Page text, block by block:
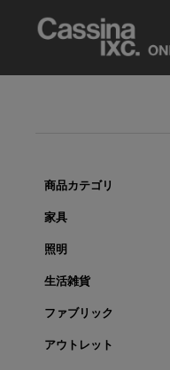
商品カテゴリ
家具
照明
生活雑貨
ファブリック
アウトレット